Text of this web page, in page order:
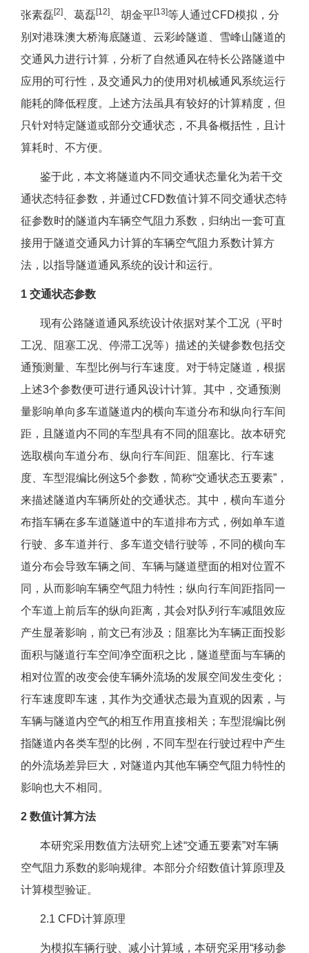
张素磊[2] 、葛磊[12] 、胡金平[13]等人通过CFD模拟，分
别对港珠澳大桥海底隧道、云彩岭隧道、雪峰山隧道的
交通风力进行计算，分析了自然通风在特长公路隧道中
应用的可行性，及交通风力的使用对机械通风系统运行
能耗的降低程度。上述方法虽具有较好的计算精度，但
只针对特定隧道或部分交通状态，不具备概括性，且计
算耗时、不方便。
鉴于此，本文将隧道内不同交通状态量化为若干交
通状态特征参数，并通过CFD数值计算不同交通状态特
征参数时的隧道内车辆空气阻力系数，归纳出一套可直
接用于隧道交通风力计算的车辆空气阻力系数计算方
法，以指导隧道通风系统的设计和运行。
1 交通状态参数
现有公路隧道通风系统设计依据对某个工况（平时
工况、阻塞工况、停滞工况等）描述的关键参数包括交
通预测量、车型比例与行车速度。对于特定隧道，根据
上述3个参数便可进行通风设计计算。其中，交通预测
量影响单向多车道隧道内的横向车道分布和纵向行车间
距，且隧道内不同的车型具有不同的阻塞比。故本研究
选取横向车道分布、纵向行车间距、阻塞比、行车速
度、车型混编比例这5个参数，简称“交通状态五要素”，
来描述隧道内车辆所处的交通状态。其中，横向车道分
布指车辆在多车道隧道中的车道排布方式，例如单车道
行驶、多车道并行、多车道交错行驶等，不同的横向车
道分布会导致车辆之间、车辆与隧道壁面的相对位置不
同，从而影响车辆空气阻力特性；纵向行车间距指同一
个车道上前后车的纵向距离，其会对队列行车减阻效应
产生显著影响，前文已有涉及；阻塞比为车辆正面投影
面积与隧道行车空间净空面积之比，隧道壁面与车辆的
相对位置的改变会使车辆外流场的发展空间发生变化；
行车速度即车速，其作为交通状态最为直观的因素，与
车辆与隧道内空气的相互作用直接相关；车型混编比例
指隧道内各类车型的比例，不同车型在行驶过程中产生
的外流场差异巨大，对隧道内其他车辆空气阻力特性的
影响也大不相同。
2 数值计算方法
本研究采用数值方法研究上述“交通五要素”对车辆
空气阻力系数的影响规律。本部分介绍数值计算原理及
计算模型验证。
2.1 CFD计算原理
为模拟车辆行驶、减小计算域，本研究采用“移动参